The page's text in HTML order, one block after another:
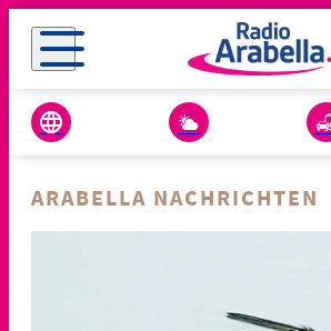
ARABELLA NACHRICHTEN